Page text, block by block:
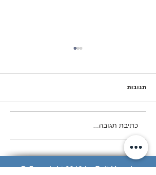
המסע לפולין- מחזור פ״א
תגובות
כתיבת תגובה...
© Copyright 2018 by Beit-Yerach